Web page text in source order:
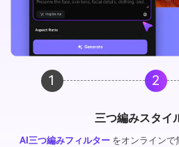
1 2
三つ編みスタイ
AI三つ編みフィルターをオンラインで